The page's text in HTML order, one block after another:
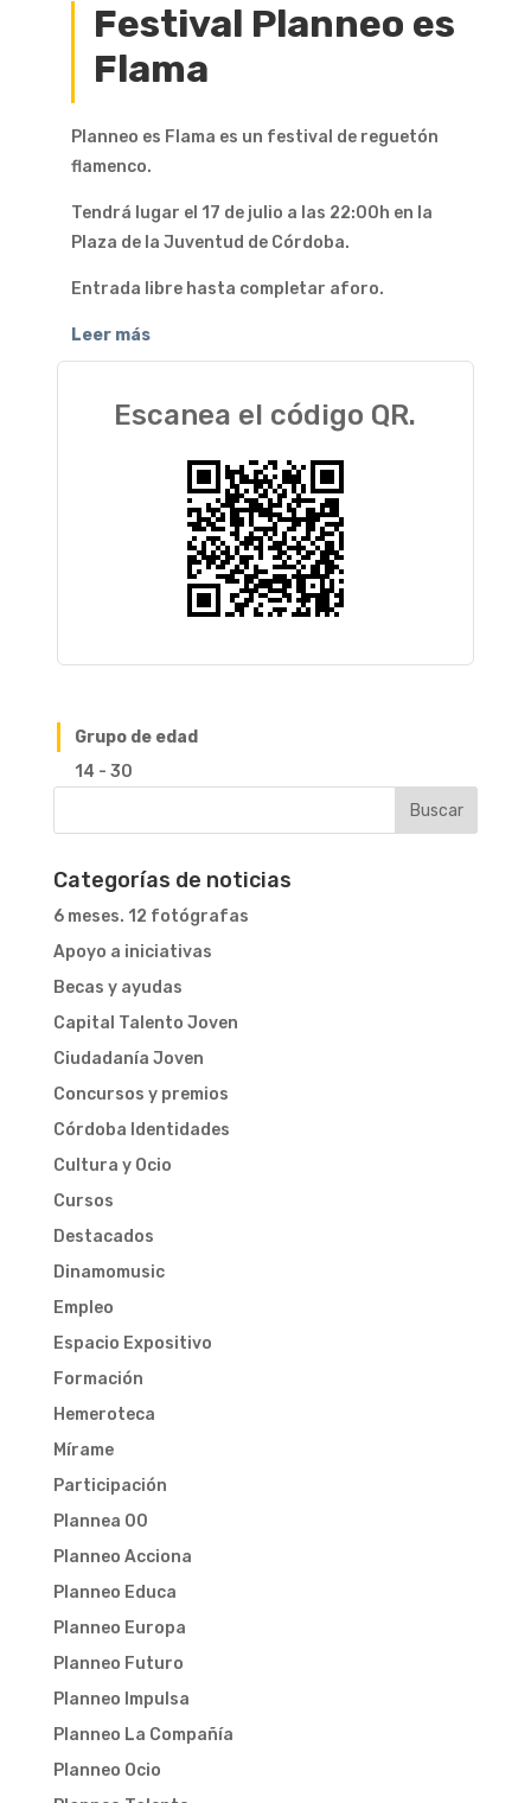
Festival Planneo es
Flama
Planneo es Flama es un festival de reguetón
flamenco.
Tendrá lugar el 17 de julio a las 22:00h en la
Plaza de la Juventud de Córdoba.
Entrada libre hasta completar aforo.
Leer más
Escanea el código QR.
Grupo de edad
14 - 30
Categorías de noticias
6 meses. 12 fotógrafas
Apoyo a iniciativas
Becas y ayudas
Capital Talento Joven
Ciudadanía Joven
Concursos y premios
Córdoba Identidades
Cultura y Ocio
Cursos
Destacados
Dinamomusic
Empleo
Espacio Expositivo
Formación
Hemeroteca
Mírame
Participación
Plannea 00
Planneo Acciona
Planneo Educa
Planneo Europa
Planneo Futuro
Planneo Impulsa
Planneo La Compañía
Planneo Ocio